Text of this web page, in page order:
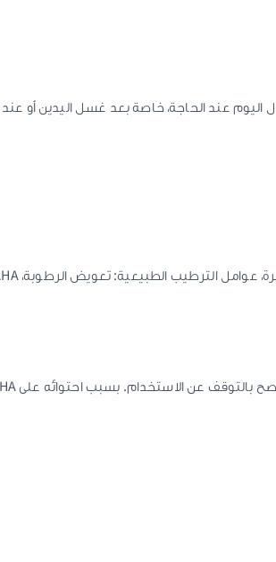
عند الحاجة، خاصة بعد غسل اليدين أو